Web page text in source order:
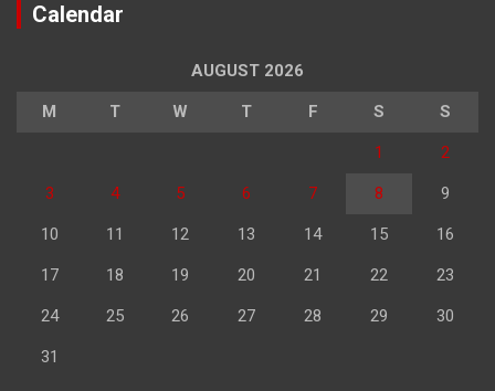
Calendar
AUGUST 2026
M T W T F S S
1 2
3 4 5 6 7 8 9
10 11 12 13 14 15 16
17 18 19 20 21 22 23
24 25 26 27 28 29 30
31